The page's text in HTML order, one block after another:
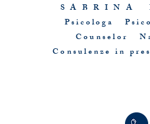
S A B R I N A
Psicologa
Counselor
Consulenze in